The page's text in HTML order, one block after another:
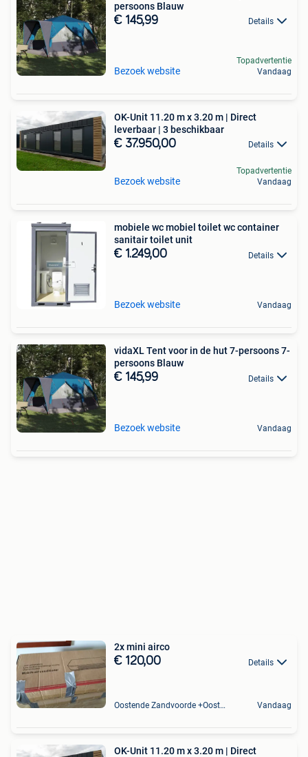
persoons Blauw
€ 145,99 Details
Bezoek website
Topadvertentie
Vandaag
OK-Unit 11.20 m x 3.20 m | Direct
leverbaar | 3 beschikbaar
€ 37.950,00 Details
Bezoek website
Topadvertentie
Vandaag
mobiele wc mobiel toilet wc container
sanitair toilet unit
€ 1.249,00 Details
Bezoek website Vandaag
vidaXL Tent voor in de hut 7-persoons 7-
persoons Blauw
€ 145,99 Details
Bezoek website Vandaag
2x mini airco
€ 120,00 Details
Oostende Zandvoorde +Oostende Vandaag
OK-Unit 11.20 m x 3.20 m | Direct